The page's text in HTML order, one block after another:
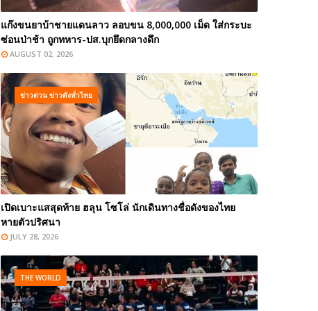
แก๊งขนยาบ้าชายแดนลาว ลอบขน 8,000,000 เม็ด ใส่กระบะ
ซ่อนป่าช้า ถูกทหาร-ปส.บุกยึดกลางดึก
AUGUST 02, 2026
ข่าวด่วน ข่าวดังทั่วไทย
เปิดเบาะแสสุดท้าย ฮลุน โซโล่ นักเดินทางชื่อดังของไทย
หายตัวปริศนา
JULY 28, 2026
THE WORLD